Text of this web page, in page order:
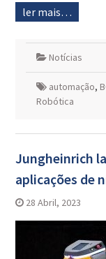
ler mais…
Notícias
automação,
Robótica
Jungheinrich
aplicações de
28 Abril, 2023